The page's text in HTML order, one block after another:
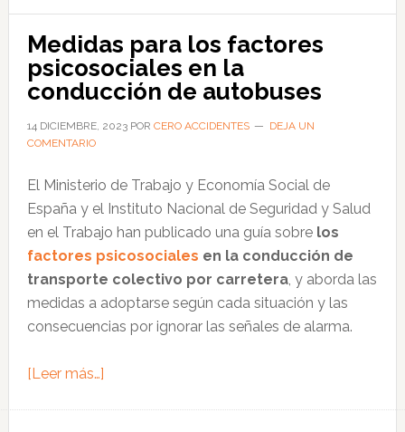
de
seguridad
laboral
vial
Medidas para los factores
psicosociales en la
conducción de autobuses
14 DICIEMBRE, 2023POR CERO ACCIDENTES
DEJA UN
COMENTARIO
El Ministerio de Trabajo y Economía Social de
España y el Instituto Nacional de Seguridad y Salud
en el Trabajo han publicado una guía sobre los
factores psicosociales en la conducción de
transporte colectivo por carretera, y aborda las
medidas a adoptarse según cada situación y las
consecuencias por ignorar las señales de alarma.
[Leer más…]acerca